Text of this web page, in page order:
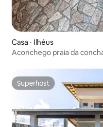
Casa ⋅ Ilhéus
Aconchego praia da
Superhost
Superhost